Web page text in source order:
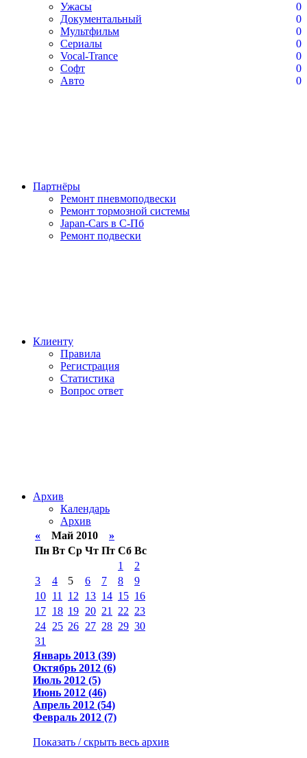
Ужасы
0
Документальный
0
Мультфильм
0
Сериалы
0
Vocal-Trance
0
Софт
0
Авто
0
Партнёры
Ремонт пневмоподвески
Ремонт тормозной системы
Japan-Cars в С-Пб
Ремонт подвески
Клиенту
Правила
Регистрация
Статистика
Вопрос ответ
Архив
Календарь
Архив
« Май 2010 »
Пн Вт Ср Чт Пт Сб Вс
1
2
3
4 5 6 7 8
9
10 11 12 13 14 15 16
17 18 19 20 21 22 23
24 25 26 27 28 29 30
31
Январь 2013 (39)
Октябрь 2012 (6)
Июль 2012 (5)
Июнь 2012 (46)
Апрель 2012 (54)
Февраль 2012 (7)
Показать / скрыть весь архив